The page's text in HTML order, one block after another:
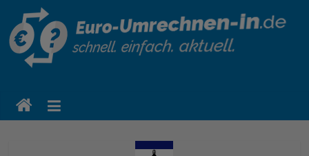
euro-
umrechnen-
in.de